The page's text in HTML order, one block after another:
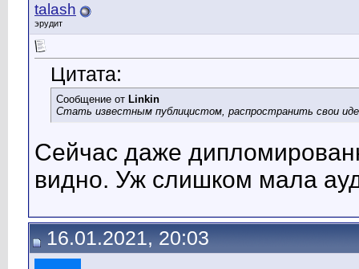
talash
эрудит
Цитата:
Сообщение от Linkin
Стать известным публицистом, распространить свои
Сейчас даже
видно. Уж слишком мала
16.01.2021, 20:03